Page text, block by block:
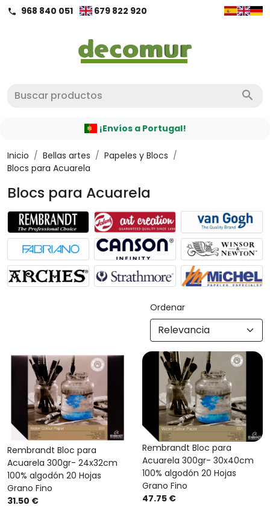
call 968 840 051 679 822 920
search
¡Envíos a Portugal!
Inicio / Bellas artes / Papeles y Blocs /
Blocs para Acuarela
Blocs para Acuarela
Ordenar
Rembrandt Bloc para
Acuarela 300gr- 24x32cm
100% algodón 20 Hojas
Grano Fino
31.50 €
Rembrandt Bloc para
Acuarela 300gr- 30x40cm
100% algodón 20 Hojas
Grano Fino
47.75 €